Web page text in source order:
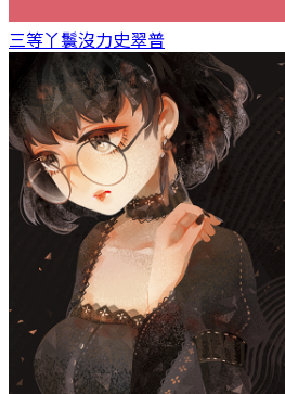
三等丫鬟沒力史翠普